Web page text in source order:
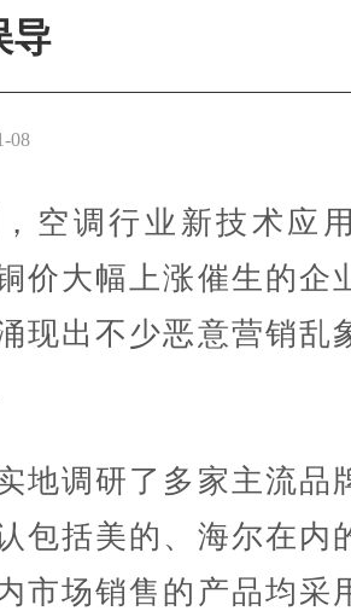
导
08
调行业新技术应
价大幅上涨催生的企
现出不少恶意营销乱
调研了多家主流品
包括美的、海尔在内
市场销售的产品均采